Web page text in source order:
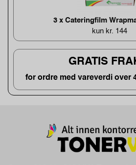
3 x Cateringfilm
kun kr. 144
GRATIS
for ordre med vareverdi over